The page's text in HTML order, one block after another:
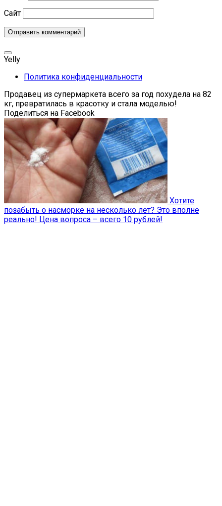
Сайт
Yelly
Политика конфиденциальности
Продавец из супермаркета всего за год похудела на 82
кг, превратилась в красотку и стала моделью!
Поделиться на Facebook
Хотите
позабыть о насморке на несколько лет? Это вполне
реально! Цена вопроса – всего 10 рублей!